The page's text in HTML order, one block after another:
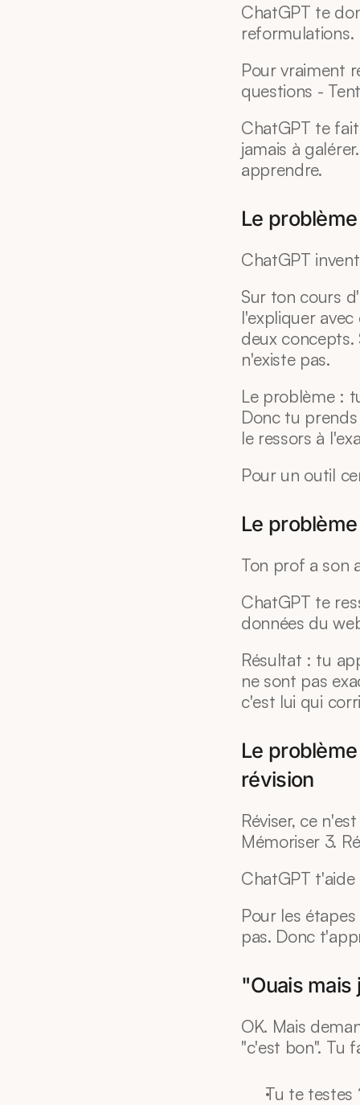
ChatGPT te
Pour vraiment
questions -
ChatGPT te
jamais à
apprendre.
Le
ChatGPT
Sur ton cours
l'expliquer
deux
n'existe pas.
Le problème :
Donc tu
le ressors à
Pour un outil
Le
Ton prof a son
ChatGPT te
données du
Résultat : tu
ne sont pas
c'est lui qui
Le
révision
Réviser, ce
Mémoriser 3.
ChatGPT
Pour les
pas. Donc
"Ouais
OK. Mais
"c'est bon". Tu
Tu te testes